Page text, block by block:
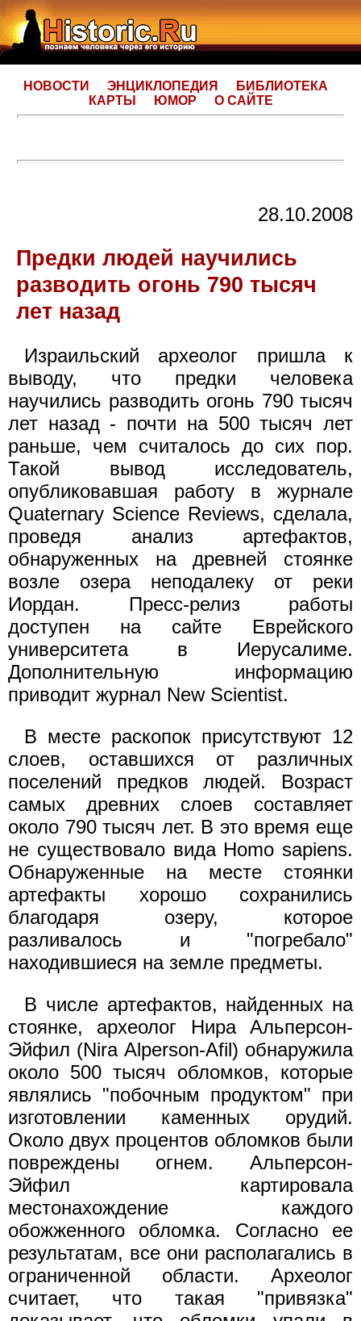
НОВОСТИ ЭНЦИКЛОПЕДИЯ
БИБЛИОТЕКА
КАРТЫ
ЮМОР О САЙТЕ
28.10.2008
Предки людей научились
разводить огонь 790 тысяч
лет назад
Израильский археолог пришла к
выводу, что предки человека
научились разводить огонь 790 тысяч
лет назад - почти на 500 тысяч лет
раньше, чем считалось до сих пор.
Такой вывод исследователь,
опубликовавшая работу в журнале
Quaternary Science Reviews, сделала,
проведя анализ артефактов,
обнаруженных на древней стоянке
возле озера неподалеку от реки
Иордан. Пресс-релиз работы
доступен на сайте Еврейского
университета в Иерусалиме.
Дополнительную информацию
приводит журнал New Scientist.
В месте раскопок присутствуют 12
слоев, оставшихся от различных
поселений предков людей. Возраст
самых древних слоев составляет
около 790 тысяч лет. В это время еще
не существовало вида Homo sapiens.
Обнаруженные на месте стоянки
артефакты хорошо сохранились
благодаря озеру, которое
разливалось и "погребало"
находившиеся на земле предметы.
В числе артефактов, найденных на
стоянке, археолог Нира Альперсон-
Эйфил (Nira Alperson-Afil) обнаружила
около 500 тысяч обломков, которые
являлись "побочным продуктом" при
изготовлении каменных орудий.
Около двух процентов обломков были
повреждены огнем. Альперсон-
Эйфил картировала
местонахождение каждого
обожженного обломка. Согласно ее
результатам, все они располагались в
ограниченной области. Археолог
считает, что такая "привязка"